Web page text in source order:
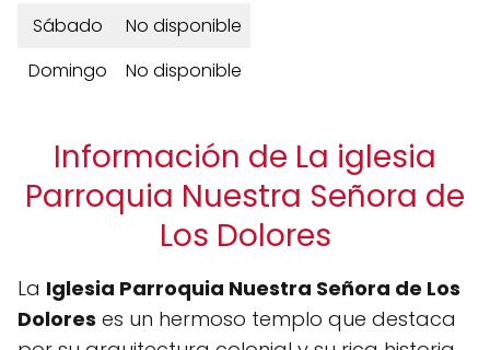
Sábado
No disponible
Domingo
No disponible
Información de La iglesia
Parroquia Nuestra Señora de
Los Dolores
La Iglesia Parroquia Nuestra Señora de Los
Dolores es un hermoso templo que destaca